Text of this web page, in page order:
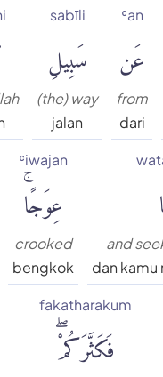
ʿan
عَن
from
dari
sabīli
سَبِيلِ
(the) way
jalan
and
dan
ʿiwajan
عِوَجًاۚ
crooked
bengkok
fakatharakum
فَكَثَّرَكُمْۖ